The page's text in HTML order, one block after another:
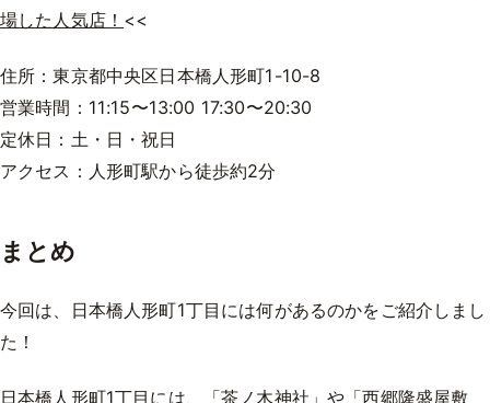
場した人気店！ <<
住所：東京都中央区日本橋人形町1-10-8
営業時間：11:15〜13:00 17:30〜20:30
定休日：土・日・祝日
アクセス：人形町駅から徒歩約2分
まとめ
今回は、日本橋人形町1丁目には何があるのかをご紹介しまし
た！
日本橋人形町1丁目には、「茶ノ木神社」や「西郷隆盛屋敷